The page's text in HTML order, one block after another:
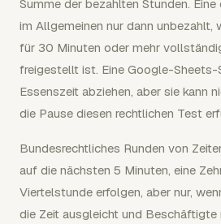
Summe der bezahlten Stunden.
im Allgemeinen nur dann
für 30 Minuten oder mehr
freigestellt ist. Eine Google-Sheets-
Essenszeit abziehen, aber sie kann
die Pause diesen rechtlichen Test
Bundesrechtliches Runden von
auf die nächsten 5 Minuten, eine
Viertelstunde erfolgen, aber nur,
die Zeit ausgleicht und